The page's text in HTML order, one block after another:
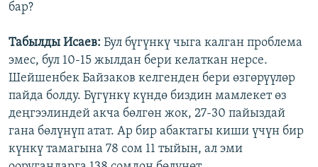
бар?
Табылды Исаев: Бул бүгүнкү чыга калган проблема
эмес, бул 10-15 жылдан бери келаткан нерсе.
Шейшенбек Байзаков келгенден бери өзгөрүүлөр
пайда болду. Бүгүнкү күндө биздин мамлекет өз
деңгээлиндей акча бөлгөн жок, 27-30 пайыздай
гана бөлүнүп атат. Ар бир абактагы киши үчүн бир
күнкү тамагына 78 сом 11 тыйын, ал эми